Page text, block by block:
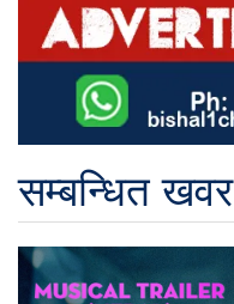
सम्बन्धित खवर